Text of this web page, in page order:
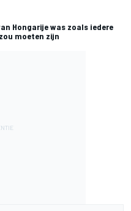
Hongarije was zoals iedere
moeten zijn